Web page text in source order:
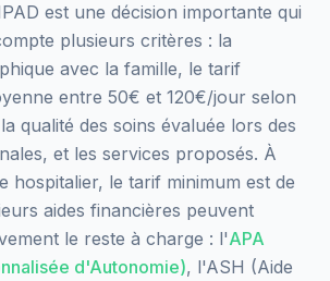
est une décision importante qui
plusieurs critères : la
avec la famille, le tarif
entre 50€ et 120€/jour selon
qualité des soins évaluée lors des
et les services proposés. À
hospitalier, le tarif minimum est de
aides financières peuvent
le reste à charge : l'APA
d'Autonomie), l'ASH (Aide